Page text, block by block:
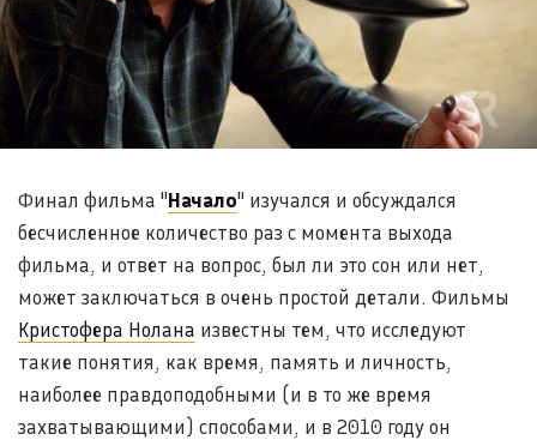
Финал фильма "Начало" изучался и обсуждался
бесчисленное количество раз с момента выхода
фильма, и ответ на вопрос, был ли это сон или нет,
может заключаться в очень простой детали. Фильмы
Кристофера Нолана известны тем, что исследуют
такие понятия, как время, память и личность,
наиболее правдоподобными (и в то же время
захватывающими) способами, и в 2010 году он